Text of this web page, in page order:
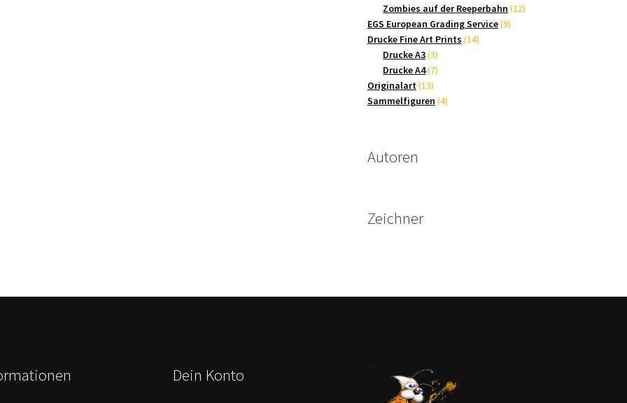
Produkte
Zombies auf der Reeperbahn 1212
EGS European Grading Service 99
Drucke Fine Art Prints 1414
Drucke A3 33
Produkte
Drucke A4 77
Originalart 1313
Produkte
Sammelfiguren 44
Autoren
Zeichner
Dein Konto